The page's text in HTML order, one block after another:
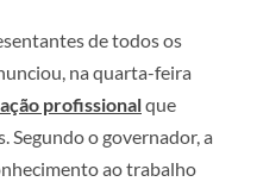
de todos os
na quarta-feira
profissionalque
Segundo o governador, a
ao trabalho